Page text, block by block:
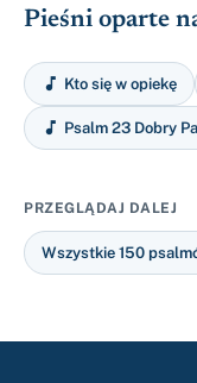
Pieśni oparte
 Kto się w opiekę
 Psalm 23 Dobry
PRZEGLĄDAJ DALEJ
Wszystkie 150